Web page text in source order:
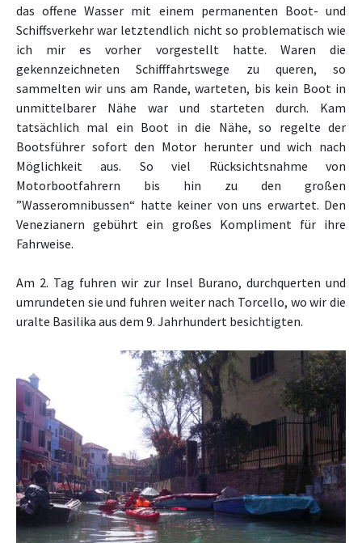
das offene Wasser mit einem permanenten Boot- und
Schiffsverkehr war letztendlich nicht so problematisch wie
ich mir es vorher vorgestellt hatte. Waren die
gekennzeichneten Schifffahrtswege zu queren, so
sammelten wir uns am Rande, warteten, bis kein Boot in
unmittelbarer Nähe war und starteten durch. Kam
tatsächlich mal ein Boot in die Nähe, so regelte der
Bootsführer sofort den Motor herunter und wich nach
Möglichkeit aus. So viel Rücksichtsnahme von
Motorbootfahrern bis hin zu den großen
”Wasseromnibussen“ hatte keiner von uns erwartet. Den
Venezianern gebührt ein großes Kompliment für ihre
Fahrweise.
Am 2. Tag fuhren wir zur Insel Burano, durchquerten und
umrundeten sie und fuhren weiter nach Torcello, wo wir die
uralte Basilika aus dem 9. Jahrhundert besichtigten.